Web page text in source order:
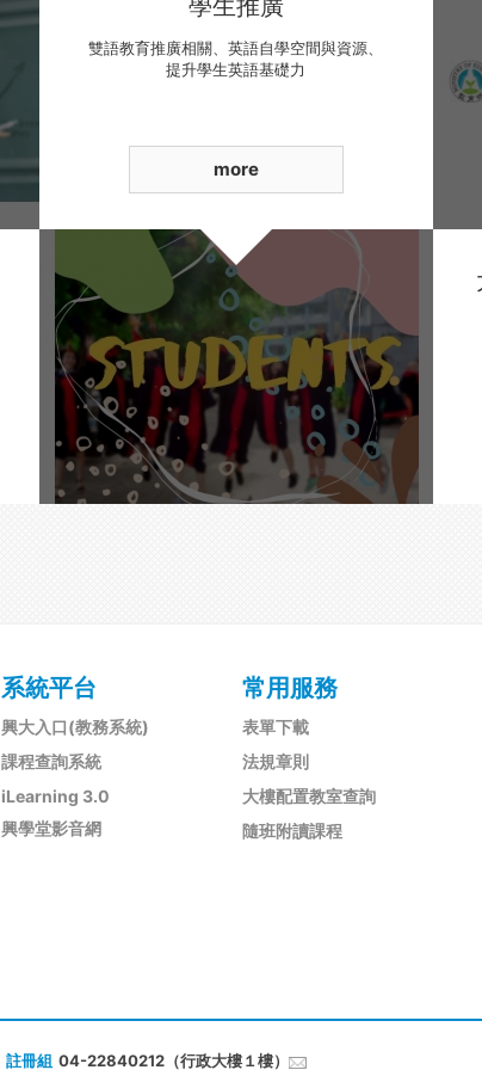
學生推廣
雙語教育推廣相關、英語自學空間與資源、
提升學生英語基礎力
more
系統平台
興大入口(教務系統)
課程查詢系統
iLearning 3.0
興學堂影音網
常用服務
表單下載
法規章則
大樓配置教室查詢
隨班附讀課程
註冊組 04-22840212（行政大樓１樓）